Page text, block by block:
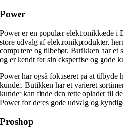
Power
Power er en populær elektronikkæde i
store udvalg af elektronikprodukter,
computere og tilbehør. Butikken har et
og er kendt for sin ekspertise og gode
Power har også fokuseret på at tilbyde
kunder. Butikken har et varieret
kunder kan finde den rette oplader til
Power for deres gode udvalg og
Proshop